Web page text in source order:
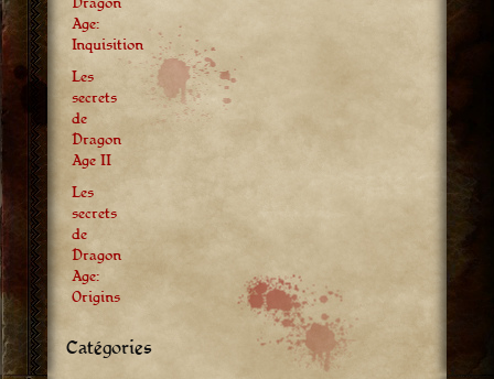
Dragon
Age:
Inquisition
Les
secrets
de
Dragon
Age II
Les
secrets
de
Dragon
Age:
Origins
Catégories